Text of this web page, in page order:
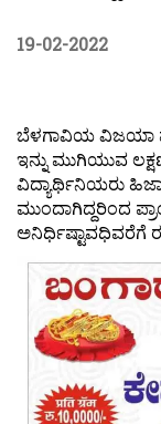
19-02-2022
ಬೆಳಗಾವಿಯ ವಿಜಯಾ
ಇನ್ನು ಮುಗಿಯುವ
ವಿದ್ಯಾರ್ಥಿನಿಯರು
ಮುಂದಾಗಿದ್ದರಿಂದ
ಅನಿರ್ಧಿಷ್ಟಾವಧಿವರೆಗೆ